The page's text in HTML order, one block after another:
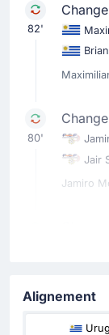
82'
80'
Jair
Jamiro
Laros
Cap Vert.
Alignement